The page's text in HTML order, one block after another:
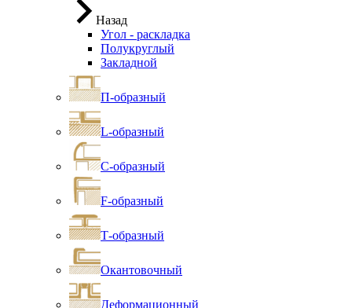
Назад
Угол - раскладка
Полукруглый
Закладной
П-образный
L-образный
С-образный
F-образный
Т-образный
Окантовочный
Деформационный